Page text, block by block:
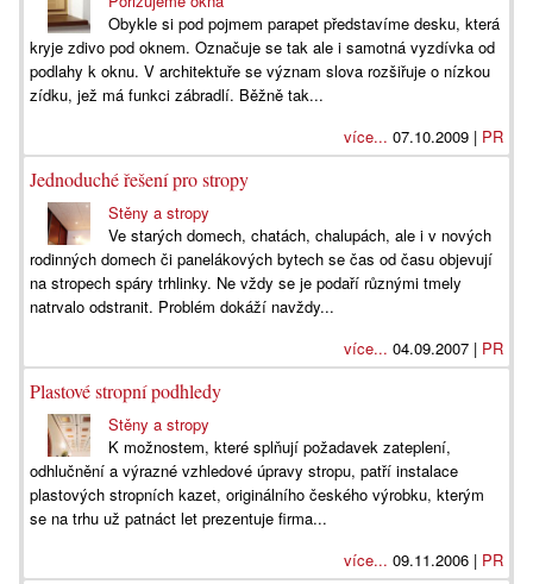
Obykle si pod pojmem parapet představíme desku, která
kryje zdivo pod oknem. Označuje se tak ale i samotná vyzdívka od
podlahy k oknu. V architektuře se význam slova rozšiřuje o nízkou
zídku, jež má funkci zábradlí. Běžně tak...
více... 07.10.2009 | PR
Jednoduché řešení pro stropy
Stěny a stropy
Ve starých domech, chatách, chalupách, ale i v nových
rodinných domech či panelákových bytech se čas od času objevují
na stropech spáry trhlinky. Ne vždy se je podaří různými tmely
natrvalo odstranit. Problém dokáží navždy...
více... 04.09.2007 | PR
Plastové stropní podhledy
Stěny a stropy
K možnostem, které splňují požadavek zateplení,
odhlučnění a výrazné vzhledové úpravy stropu, patří instalace
plastových stropních kazet, originálního českého výrobku, kterým
se na trhu už patnáct let prezentuje firma...
více... 09.11.2006 | PR